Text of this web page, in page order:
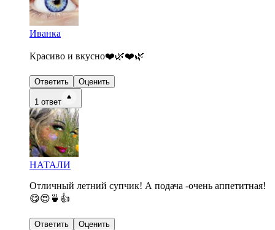
Иванка
Красиво и вкусно❤️🌿❤️🌿
Ответить Оценить
1 ответ
НАТАЛИ
Отличный летний супчик! А подача -очень аппетитная!
😋😍🍵👍
Ответить Оценить